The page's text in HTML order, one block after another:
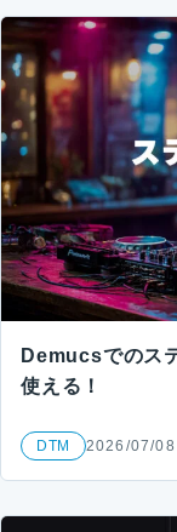
Demucsでのス
使える！
DTM 2026/07/08